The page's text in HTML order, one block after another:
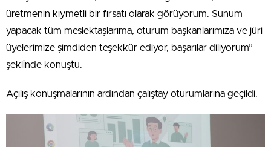
üretmenin kıymetli bir fırsatı olarak görüyorum. Sunum
yapacak tüm meslektaşlarıma, oturum başkanlarımıza ve jüri
üyelerimize şimdiden teşekkür ediyor, başarılar diliyorum”
şeklinde konuştu.
Açılış konuşmalarının ardından çalıştay oturumlarına geçildi.